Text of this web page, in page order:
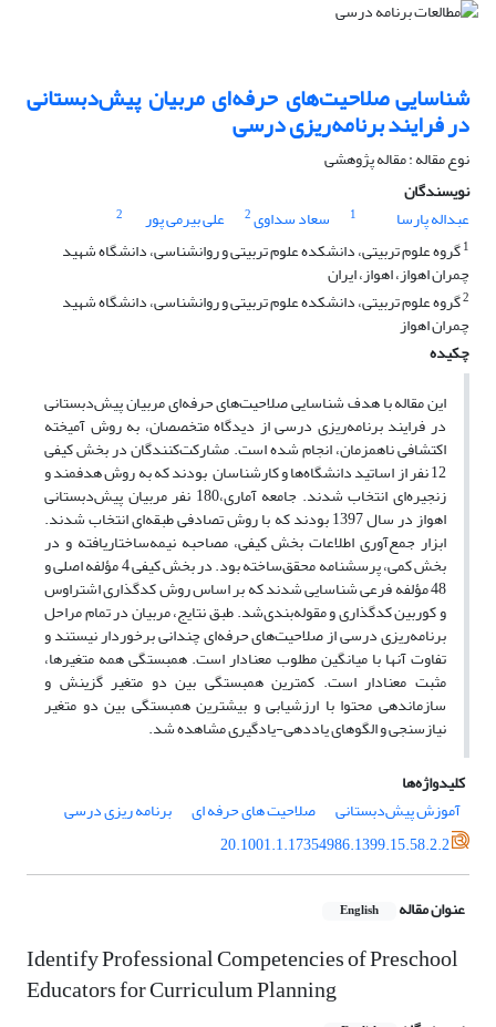
شناسایی صلاحیت‌های حرفه‌ای مربیان پیش‌دبستانی
در فرایند برنامه‌ریزی درسی
نوع مقاله : مقاله پژوهشی
نویسندگان
عبداله پارسا
1 سعاد سداوی2 علی بیرمی پور
2
1گروه علوم تربیتی، دانشکده علوم تربیتی و روانشناسی، دانشگاه شهید
چمران اهواز، اهواز، ایران
2گروه علوم تربیتی، دانشکده علوم تربیتی و روانشناسی، دانشگاه شهید
چمران اهواز
چکیده
این مقاله با هدف شناسایی صلاحیت‌های حرفه‌ای مربیان پیش‌دبستانی
در فرایند برنامه‌ریزی درسی از دیدگاه متخصصان، به روش آمیخته
اکتشافی ناهمزمان، انجام شده است. مشارکت‌کنندگان در بخش کیفی
12 نفر از اساتید دانشگاه‌ها و کارشناسان بودند که به روش هدفمند و
زنجیره‌ای انتخاب شدند. جامعه آماری،180 نفر مربیان پیش‌دبستانی
اهواز در سال 1397 بودند که با روش تصادفی طبقه‌ای انتخاب شدند.
ابزار جمع‌آوری اطلاعات بخش کیفی، مصاحبه نیمه‌ساختاریافته و در
بخش کمی، پرسشنامه محقق‌ساخته بود. در بخش کیفی 4 مؤلفه اصلی و
48 مؤلفه فرعی شناسایی شدند که بر اساس روش کدگذاری اشتراوس
و کوربین کدگذاری و مقوله‌بندی‌شد. طبق نتایج، مربیان در تمام مراحل
برنامه‌ریزی درسی از صلاحیت‌های حرفه‌ای چندانی برخوردار نیستند و
تفاوت آنها با میانگین مطلوب معنادار است. همبستگی همه متغیرها،
مثبت معنا‌دار است. کمترین همبستگی بین دو متغیر گزینش و
سازماندهی محتوا با ارزشیابی و بیشترین همبستگی بین دو متغیر
نیازسنجی و الگوهای یاددهی-یادگیری مشاهده شد.
کلیدواژه‌ها
آموزش پیش‌دبستانی
صلاحیت های حرفه ای
برنامه ریزی درسی
20.1001.1.17354986.1399.15.58.2.2
عنوان مقاله English
Identify Professional Competencies of Preschool
Educators for Curriculum Planning